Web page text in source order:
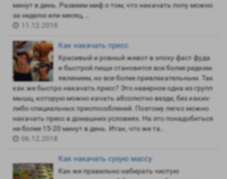
минут в день. Развеем миф о том, что накачать попу можно
за неделю или месяц, ..
11.12.2018
Как накачать пресс
Красивый и ровный живот в эпоху фаст фуда
и быстрой пищи становится все более редким
явлением, но все более привлекательным. Так
как же быстро накачать пресс? Это наверное одна из групп
мышц, которую можно качать абсолютно везде, без каких-
либо специальных приспособлений. Поэтому легко можно
накачать пресс в домашних условиях. На это понадобиться
не более 15-20 минут в день. Итак, что же та..
06.12.2018
Как накачать сухую массу
Как же правильно набирать чистую